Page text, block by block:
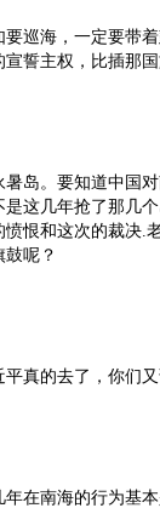
要巡海，一定要带
誓主权，比插那国
暑岛。要知道中国
是这几年抢了那几
愤恨和这次的裁决.
鼓呢？
平真的去了，你们
年在南海的行为基